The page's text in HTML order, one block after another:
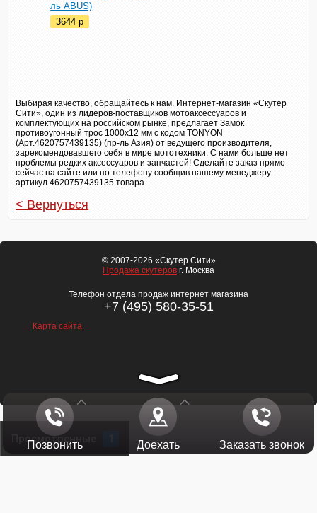
ль ABUS)
3644p
Выбирая качество, обращайтесь к нам. Интернет-магазин «Скутер
Сити», один из лидеров-поставщиков мотоаксессуаров и
комплектующих на российском рынке, предлагает Замок
противоугонный трос 1000х12 мм с кодом TONYON
(Арт.4620757439135) (пр-ль Азия) от ведущего производителя,
зарекомендовавшего себя в мире мототехники. С нами больше нет
проблемы редких аксессуаров и запчастей! Сделайте заказ прямо
сейчас на сайте или по телефону сообщив нашему менеджеру
артикул 4620757439135 товара.
< Вернуться
Просмотренные
© 2007-2026 «Скутер Сити»
Продажа скутеров г. Москва
Телефон отдела продаж интернет магазина
+7 (495) 580-35-51
Карта сайта
Позвонить Доехать Заказать звонок